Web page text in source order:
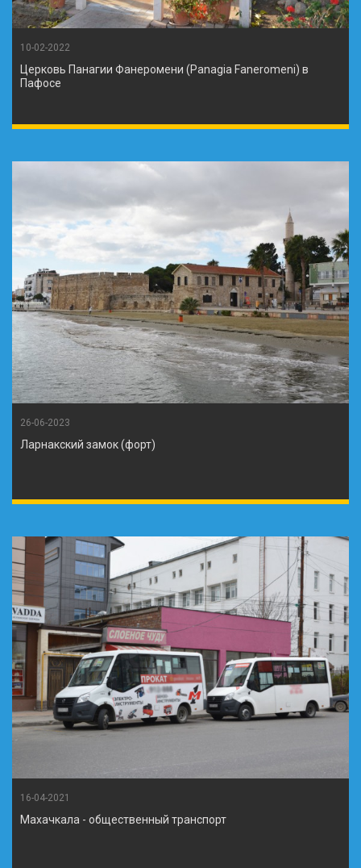
10-02-2022
Церковь Панагии Фанеромени (Panagia Faneromeni) в
Пафосе
26-06-2023
Ларнакский замок (форт)
16-04-2021
Махачкала - общественный транспорт